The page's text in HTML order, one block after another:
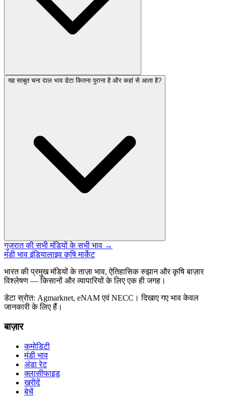
यह साबुत चना दाल भाव डेटा कितना पुराना है और कहां से आता है?
गुजरात की सभी मंडियों के सभी भाव →
मंडी भाव इंडियालाइव कृषि मार्केट
भारत की प्रमुख मंडियों के ताज़ा भाव, ऐतिहासिक रुझान और कृषि बाज़ार
विश्लेषण — किसानों और व्यापारियों के लिए एक ही जगह।
डेटा स्रोत: Agmarknet, eNAM एवं NECC। दिखाए गए भाव केवल
जानकारी के लिए हैं।
बाज़ार
कमोडिटी
मंडी भाव
अंडा रेट
क्लासीफाइड
खरीदें
बेचें